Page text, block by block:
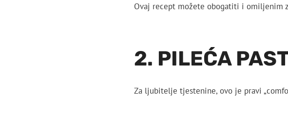
Ovaj recept možete obogatiti i omiljenim
2. PILEĆA
Za ljubitelje tjestenine, ovo je pravi